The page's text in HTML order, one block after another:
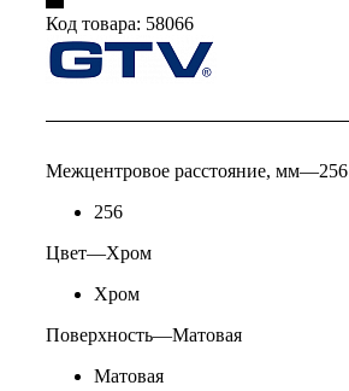
Код товара: 58066
Межцентровое расстояние, мм—256
256
Цвет—Хром
Хром
Поверхность—Матовая
Матовая